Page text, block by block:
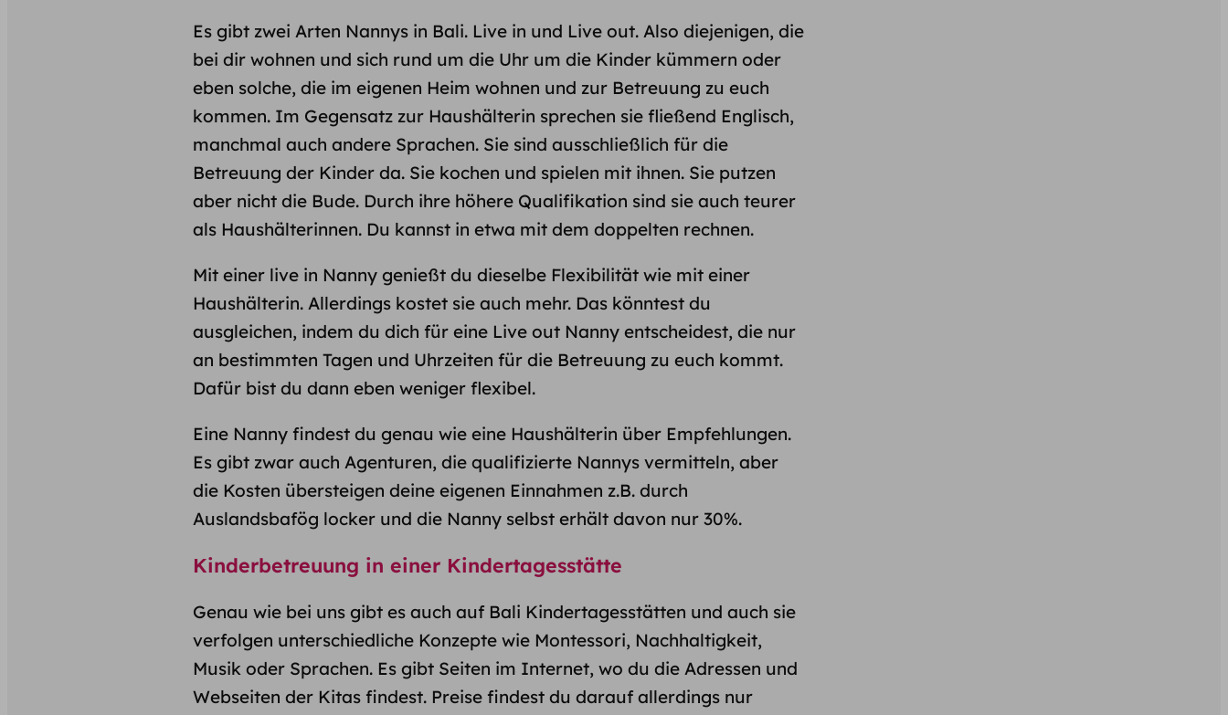
Es gibt zwei Arten Nannys in Bali. Live in und Live out. Also diejenigen, die
bei dir wohnen und sich rund um die Uhr um die Kinder kümmern oder
eben solche, die im eigenen Heim wohnen und zur Betreuung zu euch
kommen. Im Gegensatz zur Haushälterin sprechen sie fließend Englisch,
manchmal auch andere Sprachen. Sie sind ausschließlich für die
Betreuung der Kinder da. Sie kochen und spielen mit ihnen. Sie putzen
aber nicht die Bude. Durch ihre höhere Qualifikation sind sie auch teurer
als Haushälterinnen. Du kannst in etwa mit dem doppelten rechnen.
Mit einer live in Nanny genießt du dieselbe Flexibilität wie mit einer
Haushälterin. Allerdings kostet sie auch mehr. Das könntest du
ausgleichen, indem du dich für eine Live out Nanny entscheidest, die nur
an bestimmten Tagen und Uhrzeiten für die Betreuung zu euch kommt.
Dafür bist du dann eben weniger flexibel.
Eine Nanny findest du genau wie eine Haushälterin über Empfehlungen.
Es gibt zwar auch Agenturen, die qualifizierte Nannys vermitteln, aber
die Kosten übersteigen deine eigenen Einnahmen z.B. durch
Auslandsbafög locker und die Nanny selbst erhält davon nur 30%.
Kinderbetreuung in einer Kindertagesstätte
Genau wie bei uns gibt es auch auf Bali Kindertagesstätten und auch sie
verfolgen unterschiedliche Konzepte wie Montessori, Nachhaltigkeit,
Musik oder Sprachen. Es gibt Seiten im Internet, wo du die Adressen und
Webseiten der Kitas findest. Preise findest du darauf allerdings nur